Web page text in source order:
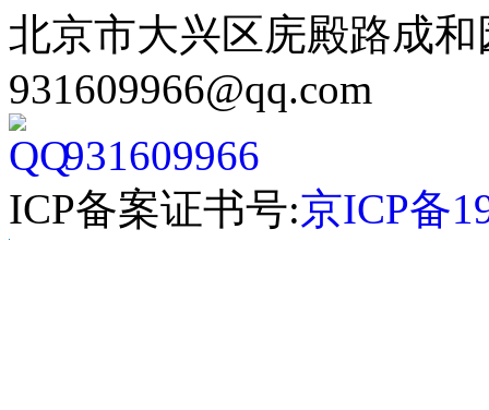
北京市大兴区庑殿路成和
931609966@qq.com
931609966
ICP备案证书号:京ICP备